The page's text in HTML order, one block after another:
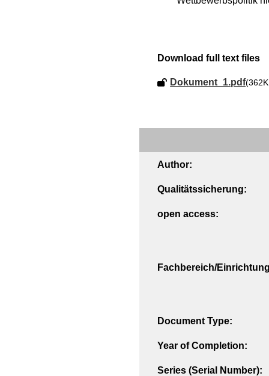
Download full text files
Dokument_1.pdf
Author:
Qualitätssicherung:
open access:
Fachbereich/
Document Type:
Year of Completion:
Series (Serial Number):